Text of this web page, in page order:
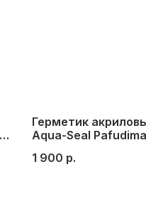
Герметик
Aqua-Seal
1 900 р.